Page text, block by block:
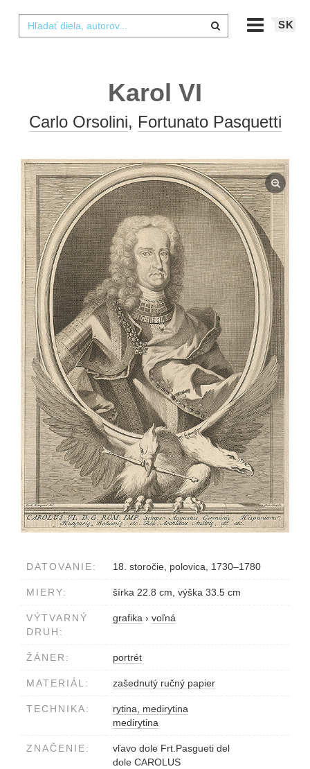
SK
Karol VI
Carlo Orsolini, Fortunato Pasquetti
DATOVANIE: 18. storočie, polovica, 1730–1780
MIERY: šírka 22.8 cm, výška 33.5 cm
VÝTVARNÝ
DRUH:
grafika › voľná
ŽÁNER: portrét
MATERIÁL: zašednutý ručný papier
TECHNIKA:
rytina, medirytina
medirytina
ZNAČENIE:
vľavo dole Frt.Pasgueti del
dole CAROLUS